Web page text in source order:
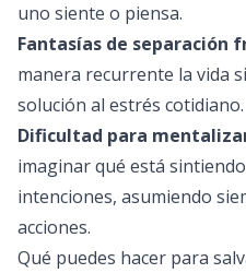
uno siente o piensa.
Fantasías de separación
manera recurrente la vida
solución al estrés cotidiano.
Dificultad para
imaginar qué está
intenciones, asumiendo
acciones.
Qué puedes hacer para